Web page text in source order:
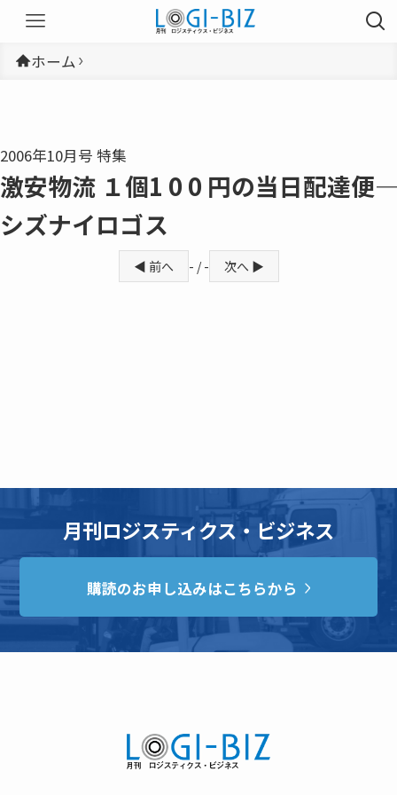
ホーム
2006年10月号 特集
激安物流 １個1 0 0 円の当日配達便――
シズナイロゴス
◀ 前へ - / - 次へ ▶
月刊ロジスティクス・ビジネス
購読のお申し込みはこちらから